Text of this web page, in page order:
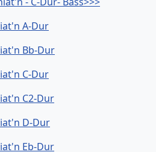
A-Dur
Bb-Dur
C-Dur
C2-Dur
D-Dur
Eb-Dur